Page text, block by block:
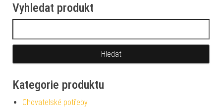
Vyhledat produkt
Kategorie produktu
Chovatelské potřeby